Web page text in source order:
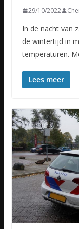
29/10/2022
In de nacht van
de wintertijd in
temperaturen.
Lees meer